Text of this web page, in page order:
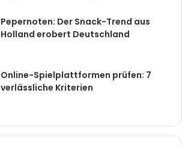
Pepernoten: Der Snack-Trend aus
Holland erobert Deutschland
Online-Spielplattformen prüfen: 7
verlässliche Kriterien